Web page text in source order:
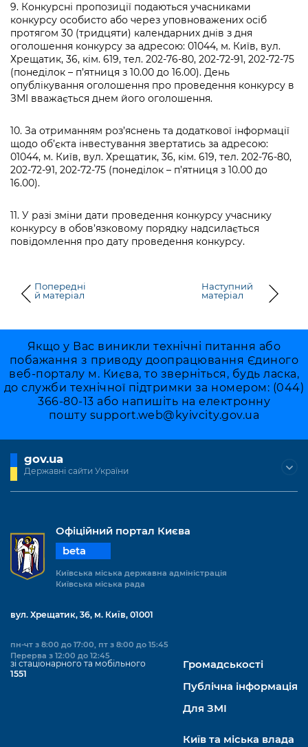
9. Конкурсні пропозиції подаються учасниками
конкурсу особисто або через уповноважених осіб
протягом 30 (тридцяти) календарних днів з дня
оголошення конкурсу за адресою: 01044, м. Київ, вул.
Хрещатик, 36, кім. 619, тел. 202-76-80, 202-72-91, 202-72-75
(понеділок – п’ятниця з 10.00 до 16.00). День
опублікування оголошення про проведення конкурсу в
ЗМІ вважається днем його оголошення.
10. За отриманням роз’яснень та додаткової інформації
щодо об’єкта інвестування звертатись за адресою:
01044, м. Київ, вул. Хрещатик, 36, кім. 619, тел. 202-76-80,
202-72-91, 202-72-75 (понеділок – п’ятниця з 10.00 до
16.00).
11. У разі зміни дати проведення конкурсу учаснику
конкурсу в обов’язковому порядку надсилається
повідомлення про дату проведення конкурсу.
Попередні
й матеріал
Наступний
матеріал
Якщо у Вас виникли технічні питання або
побажання з приводу доопрацювання Єдиного
веб-порталу м. Києва, то зверніться, будь ласка,
до служби технічної підтримки за номером: (044)
366-80-13 або напишіть на електронну
пошту support.web@kyivcity.gov.ua
gov.ua
Державні сайти України
Офіційний портал Києва
beta
Київська міська державна адміністрація
Київська міська рада
вул. Хрещатик, 36, м. Київ, 01001
пн-чт з 8:00 до 17:00, пт з 8:00 до 15:45
Перерва з 12:00 до 12:45
зі стаціонарного та мобільного
1551
Громадськості
Публічна інформація
Для ЗМІ
Київ та міська влада